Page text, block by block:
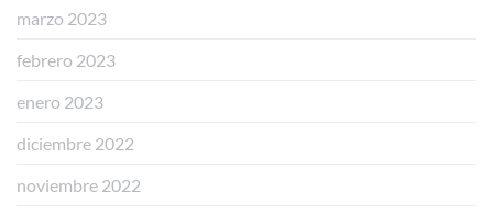
marzo 2023
febrero 2023
enero 2023
diciembre 2022
noviembre 2022